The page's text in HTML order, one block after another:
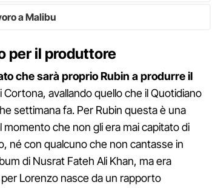
a Malibu
per il produttore
che sarà proprio Rubin a produrre il
Cortona, avallando quello che il Quotidiano
settimana fa. Per Rubin questa è una
momento che non gli era mai capitato di
né con qualcuno che non cantasse in
di Nusrat Fateh Ali Khan, ma era
Lorenzo nasce da un rapporto